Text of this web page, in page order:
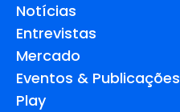
Notícias
Entrevistas
Mercado
Eventos & Publicações
Play